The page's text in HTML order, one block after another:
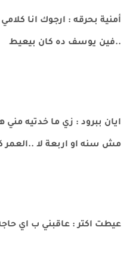
أمنية بحرقه : ارجوك انا
..فين يوسف ده كان بيعيط
ايان ببرود : زي ما خدتيه مني
مش سنه او اربعة لا ..العمر
عيطت اكتر : عاقبني ب اي حاجه